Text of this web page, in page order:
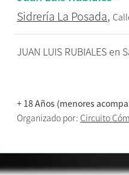
Sidrería La Posada,
JUAN LUIS RUBIALES
+ 18 Años (menores
Organizado por: Circuito